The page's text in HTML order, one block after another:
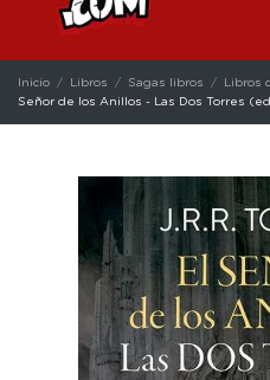
Inicio Libros Sagas libros Libros
Señor de los Anillos - Las Dos Torres